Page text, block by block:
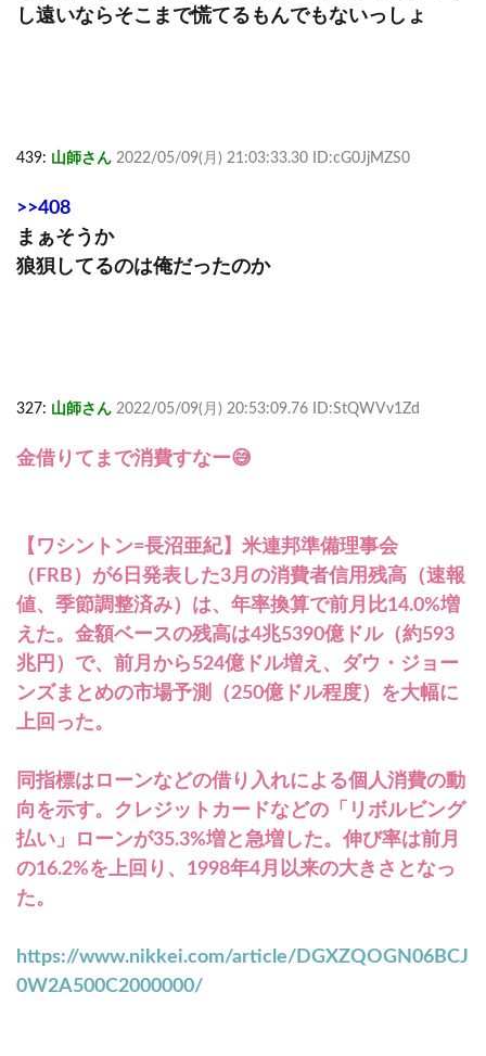
し遠いならそこまで慌てるもんでもないっしょ
439: 山師さん 2022/05/09(月) 21:03:33.30 ID:cG0JjMZS0
>>408
まぁそうか
狼狽してるのは俺だったのか
327: 山師さん 2022/05/09(月) 20:53:09.76 ID:StQWVv1Zd
金借りてまで消費すなー😅
【ワシントン=長沼亜紀】米連邦準備理事会
（FRB）が6日発表した3月の消費者信用残高（速報
値、季節調整済み）は、年率換算で前月比14.0%増
えた。金額ベースの残高は4兆5390億ドル（約593
兆円）で、前月から524億ドル増え、ダウ・ジョー
ンズまとめの市場予測（250億ドル程度）を大幅に
上回った。
同指標はローンなどの借り入れによる個人消費の動
向を示す。クレジットカードなどの「リボルビング
払い」ローンが35.3%増と急増した。伸び率は前月
の16.2%を上回り、1998年4月以来の大きさとなっ
た。
https://www.nikkei.com/article/DGXZQOGN06BCJ
0W2A500C2000000/